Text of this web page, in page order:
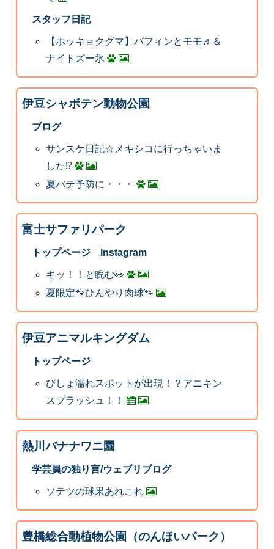
スタッフ日記
【ホッキョクグマ】バフィンとモモ♬＆
ナイトズー氷
伊豆シャボテン動物公園
ブログ
サンスケ日記☆メキシコに行っちゃいま
した⁉
夏バテ予防に・・・
富士サファリパーク
トップページ Instagram
キッ！！と睨む👀
夏限定🐾ひんやり肉球🐾
伊豆アニマルキングダム
トップページ
びしょ濡れスポットが出現！？アニキン
スプラッシュ！！
熱川バナナワニ園
学芸員の独り言/ウェブリブログ
ソテツの球果あれこれ
豊橋総合動植物公園（のんほいパーク）